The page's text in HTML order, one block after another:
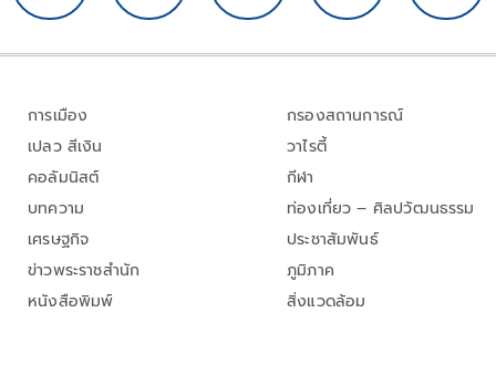
การเมือง
เปลว สีเงิน
คอลัมนิสต์
บทความ
เศรษฐกิจ
ข่าวพระราชสำนัก
หนังสือพิมพ์
กรองสถานการณ์
วาไรตี้
กีฬา
ท่องเที่ยว – ศิลปวัฒนธรรม
ประชาสัมพันธ์
ภูมิภาค
สิ่งแวดล้อม